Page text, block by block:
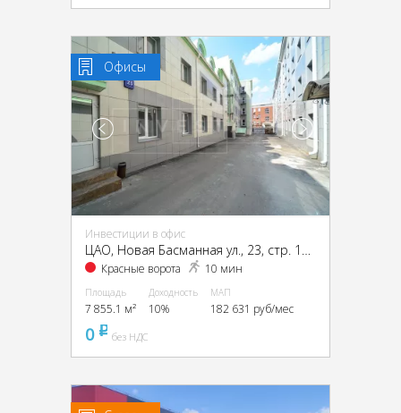
Офисы
Инвестиции в офис
Красные ворота 10 мин
Площадь
7 855.1 м²
Доходность
10%
МАП
182 631 руб/мес
0 pуббез НДС